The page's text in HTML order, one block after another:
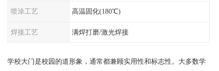
喷涂工艺 高温固化(180℃)
焊接工艺 满焊打磨/激光焊接
学校大门是校园的道形象，通常都兼顾实用性和标志性。大多数学